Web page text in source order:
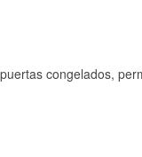
congelados,